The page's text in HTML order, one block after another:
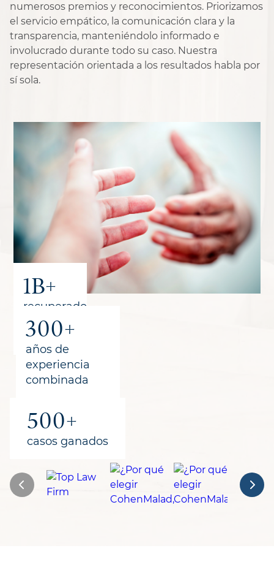
1B+
recuperado
para los
clientes
300+
años de
experiencia
combinada
500+
casos ganados
numerosos premios y reconocimientos. Priorizamos
el servicio empático, la comunicación clara y la
transparencia, manteniéndolo informado e
involucrado durante todo su caso. Nuestra
representación orientada a los resultados habla por
sí sola.